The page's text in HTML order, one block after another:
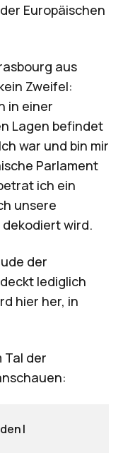
Europäischen
aus
Zweifel:
in einer
Lagen befindet
war und bin mir
Parlament
ich ein
unsere
wird.
der
lediglich
hier her, in
Tal der
|